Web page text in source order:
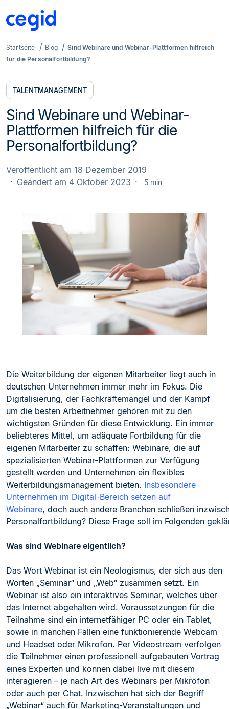
Startseite Blog
Sind Webinare und Webinar-Plattformen hilfreich
für die Personalfortbildung?
TALENTMANAGEMENT
Sind Webinare und Webinar-
Plattformen hilfreich für die
Personalfortbildung?
Veröffentlicht am 18 Dezember 2019
Geändert am 4 Oktober 2023
5 min
Die Weiterbildung der eigenen Mitarbeiter liegt auch in
deutschen Unternehmen immer mehr im Fokus. Die
Digitalisierung, der Fachkräftemangel und der Kampf
um die besten Arbeitnehmer gehören mit zu den
wichtigsten Gründen für diese Entwicklung. Ein immer
beliebteres Mittel, um adäquate Fortbildung für die
eigenen Mitarbeiter zu schaffen: Webinare, die auf
spezialisierten Webinar-Plattformen zur Verfügung
gestellt werden und Unternehmen ein flexibles
Weiterbildungsmanagement bieten. Insbesondere
Unternehmen im Digital-Bereich setzen auf
Webinare, doch auch andere Branchen schließen
Personalfortbildung? Diese Frage soll im Folgenden
Was sind Webinare eigentlich?
Das Wort Webinar ist ein Neologismus, der sich aus den
Worten „Seminar“ und „Web“ zusammen setzt. Ein
Webinar ist also ein interaktives Seminar, welches über
das Internet abgehalten wird. Voraussetzungen für die
Teilnahme sind ein internetfähiger PC oder ein Tablet,
sowie in manchen Fällen eine funktionierende Webcam
und Headset oder Mikrofon. Per Videostream verfolgen
die Teilnehmer einen professionell aufgebauten Vortrag
eines Experten und können dabei live mit diesem
interagieren – je nach Art des Webinars per Mikrofon
oder auch per Chat. Inzwischen hat sich der Begriff
„Webinar“ auch für Marketing-Veranstaltungen und